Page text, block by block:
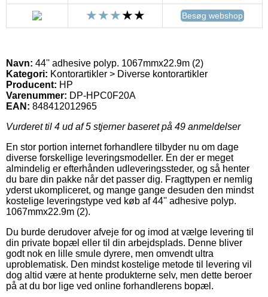
Besøg webshop
Navn: 44'' adhesive polyp. 1067mmx22.9m (2)
Kategori: Kontorartikler > Diverse kontorartikler
Producent: HP
Varenummer: DP-HPC0F20A
EAN: 848412012965
Vurderet til 4 ud af 5 stjerner baseret på 49 anmeldelser
En stor portion internet forhandlere tilbyder nu om dage
diverse forskellige leveringsmodeller. En der er meget
almindelig er efterhånden udleveringssteder, og så henter
du bare din pakke når det passer dig. Fragttypen er nemlig
yderst ukompliceret, og mange gange desuden den mindst
kostelige leveringstype ved køb af 44'' adhesive polyp.
1067mmx22.9m (2).
Du burde derudover afveje for og imod at vælge levering til
din private bopæl eller til din arbejdsplads. Denne bliver
godt nok en lille smule dyrere, men omvendt ultra
uproblematisk. Den mindst kostelige metode til levering vil
dog altid være at hente produkterne selv, men dette beroer
på at du bor lige ved online forhandlerens bopæl.